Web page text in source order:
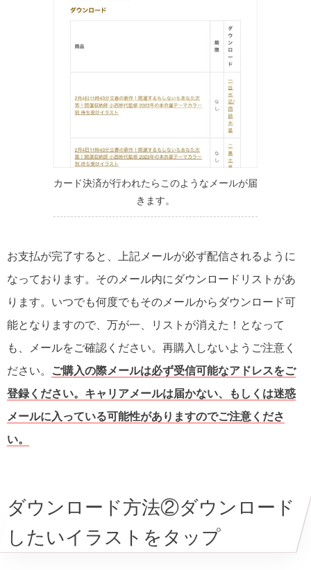
カード決済が行われたらこのようなメールが届
きます。
お支払が完了すると、上記メールが必ず配信されるように
なっております。そのメール内にダウンロードリストがあ
ります。いつでも何度でもそのメールからダウンロード可
能となりますので、万が一、リストが消えた！となって
も、メールをご確認ください。再購入しないようご注意く
ださい。
ご購入の際メールは必ず受信可能なアドレスをご
登録ください。キャリアメールは届かない、もしくは迷惑
メールに入っている可能性がありますのでご注意くださ
い。
ダウンロード方法②ダウンロード
したいイラストをタップ